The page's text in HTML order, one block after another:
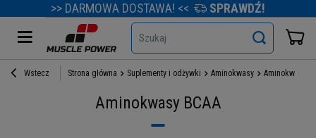
>> DARMOWA DOSTAWA! << SPRAWDŹ!
Szukaj
Wstecz Strona główna Suplementy i odżywki Aminokwasy Aminokwasy
Aminokwasy BCAA